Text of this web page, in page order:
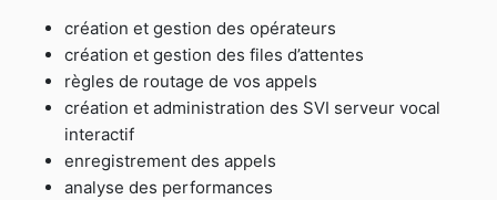
création et gestion des opérateurs
création et gestion des files d’attentes
règles de routage de vos appels
création et administration des SVI serveur vocal
interactif
enregistrement des appels
analyse des performances